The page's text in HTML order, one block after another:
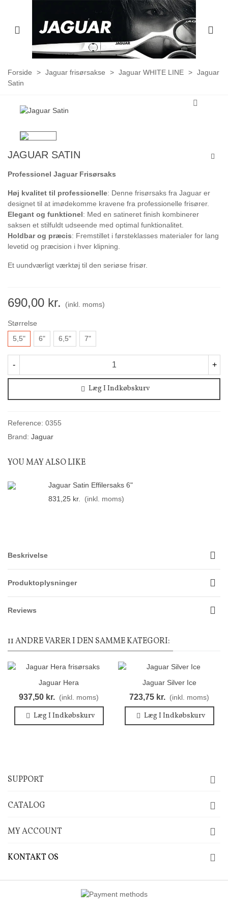
Forside > Jaguar frisørsakse > Jaguar WHITE LINE > Jaguar
Satin
JAGUAR SATIN
Professionel Jaguar Frisørsaks
Høj kvalitet til professionelle: Denne frisørsaks fra Jaguar er
designet til at imødekomme kravene fra professionelle frisører.
Elegant og funktionel: Med en satineret finish kombinerer
saksen et stilfuldt udseende med optimal funktionalitet.
Holdbar og præcis: Fremstillet i førsteklasses materialer for lang
levetid og præcision i hver klipning.
Et uundværligt værktøj til den seriøse frisør.
690,00 kr. (inkl. moms)
Størrelse
5,5"
6" 6,5" 7"
- +
Læg I Indkøbskurv
Reference: 0355
Brand: Jaguar
YOU MAY ALSO LIKE
Jaguar Satin Effilersaks 6"
831,25 kr.
(inkl. moms)
Beskrivelse
Produktoplysninger
Reviews
11 ANDRE VARER I DEN SAMME KATEGORI:
Jaguar Hera
937,50 kr. (inkl. moms)
Læg I Indkøbskurv
Jaguar Silver Ice
723,75 kr. (inkl. moms)
Læg I Indkøbskurv
SUPPORT
CATALOG
MY ACCOUNT
KONTAKT OS